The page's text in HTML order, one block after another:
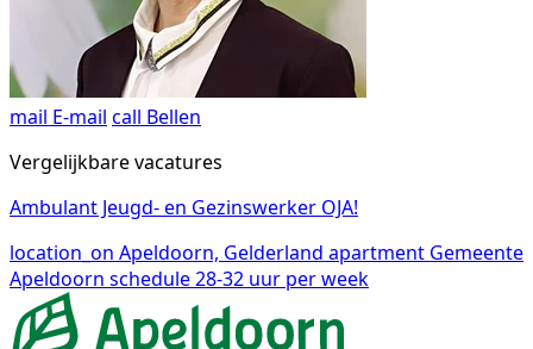
mail E-mail call Bellen
Vergelijkbare vacatures
Ambulant Jeugd- en Gezinswerker OJA!
location_on Apeldoorn, Gelderland apartment Gemeente
Apeldoorn schedule28-32 uur per week